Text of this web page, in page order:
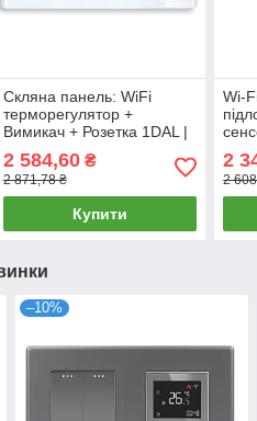
Скляна панель: WiFi
терморегулятор +
Вимикач + Розетка 1DAL |
TR.WF-ST.WT)
2 584,60₴
2 871,78 ₴
Купити
Wi-
2
2
–10%